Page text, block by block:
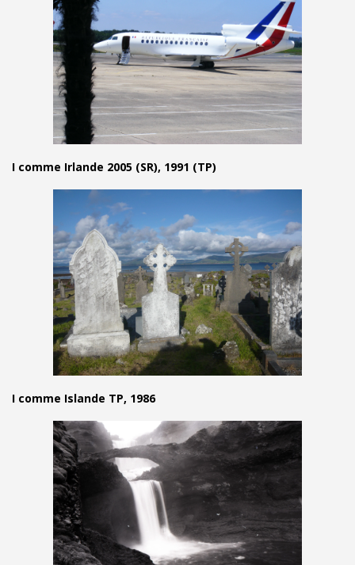
I comme Irlande 2005 (SR), 1991 (TP)
I comme Islande TP, 1986